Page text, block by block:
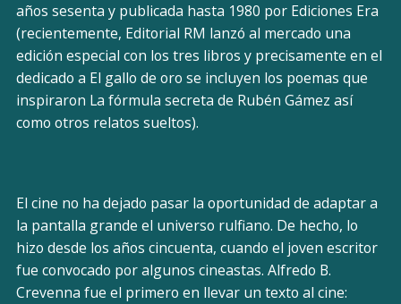
años sesenta y publicada hasta 1980 por Ediciones Era
(recientemente, Editorial RM lanzó al mercado una
edición especial con los tres libros y precisamente en el
dedicado a El gallo de oro se incluyen los poemas que
inspiraron La fórmula secreta de Rubén Gámez así
como otros relatos sueltos).
El cine no ha dejado pasar la oportunidad de adaptar a
la pantalla grande el universo rulfiano. De hecho, lo
hizo desde los años cincuenta, cuando el joven escritor
fue convocado por algunos cineastas. Alfredo B.
Crevenna fue el primero en llevar un texto al cine: